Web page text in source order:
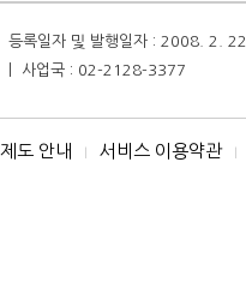
등록일자 및 발행일자 : 2008. 2. 22
ㅣ 사업국 : 02-2128-3377
도 안내 I 서비스 이용약관 I